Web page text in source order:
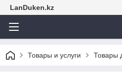
LanDuken.kz
Товары и услуги Товары